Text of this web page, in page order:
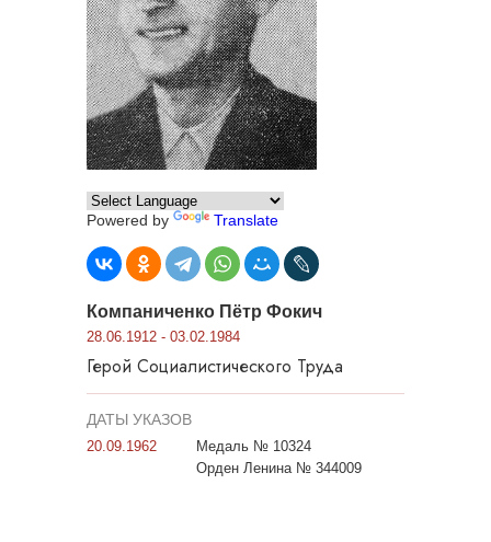
Powered by Translate
Компаниченко Пётр Фокич
28.06.1912 - 03.02.1984
Герой Социалистического Труда
ДАТЫ УКАЗОВ
20.09.1962
Медаль № 10324
Орден Ленина № 344009